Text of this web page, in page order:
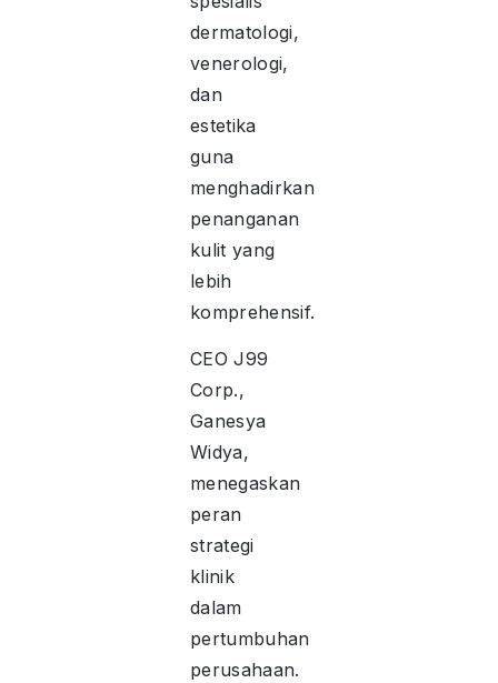
dermatologi,
venerologi,
dan
estetika
guna
menghadirkan
penanganan
kulit yang
lebih
komprehensif.
CEO J99
Corp.,
Ganesya
Widya,
menegaskan
peran
strategi
klinik
dalam
pertumbuhan
perusahaan.